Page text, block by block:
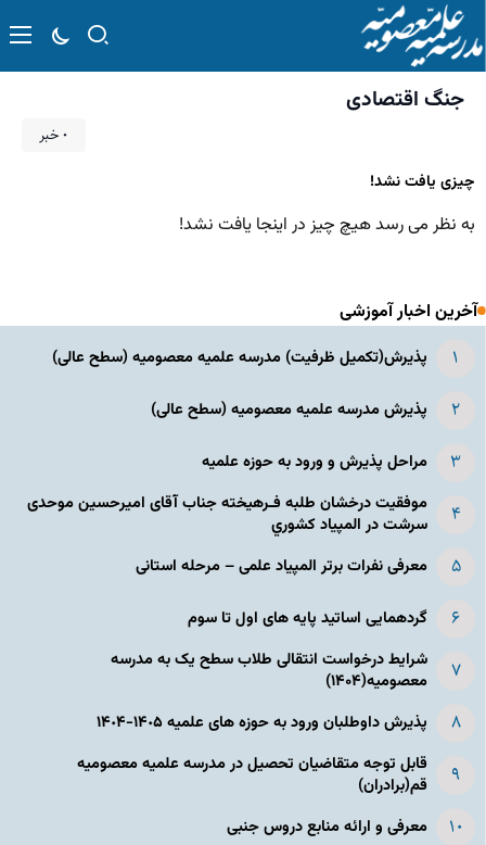
جنگ اقتصادی
۰ خبر
چیزی یافت نشد!
به نظر می رسد هیچ چیز در اینجا یافت نشد!
آخرین اخبار آموزشی
پذیرش(تکمیل ظرفیت) مدرسه علمیه معصومیه‌ (سطح عالی)
پذیرش مدرسه علمیه معصومیه‌ (سطح عالی)
مراحل پذیرش و ورود به حوزه علمیه
موفقیت درخشان طلبه فـرهیخته جناب آقای امیرحسین موحدی
سرشت در المپياد كشوري
معرفی نفرات برتر المپیاد علمی – مرحله استانی
گردهمایی اساتید پایه های اول تا سوم
شرایط درخواست انتقالی طلاب سطح یک به مدرسه
معصومیه(۱۴۰۴)
پذیرش داوطلبان ورود به حوزه های علمیه ١۴٠۵-١۴٠۴
قابل توجه متقاضیان تحصیل در مدرسه علمیه معصومیه
قم(برادران)
معرفی و ارائه منابع دروس جنبی